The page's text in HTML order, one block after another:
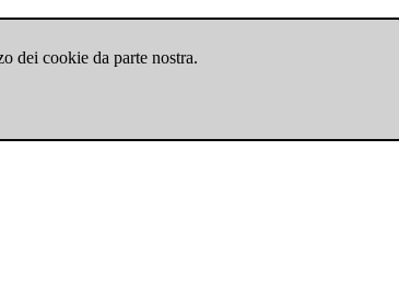
dei cookie da parte nostra.